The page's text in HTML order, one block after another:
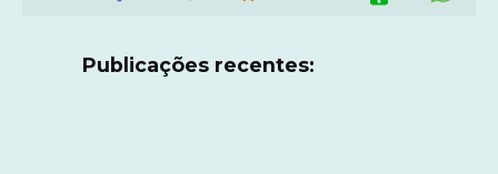
Publicações recentes: